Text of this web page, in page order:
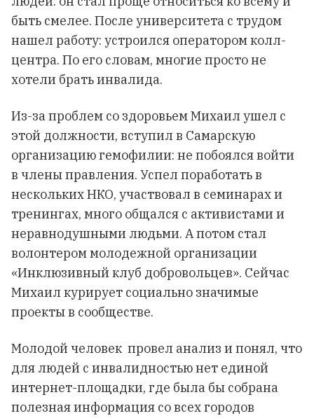
быть смелее. После университета с трудом
нашел работу: устроился оператором колл-
центра. По его словам, многие просто не
хотели брать инвалида.
Из-за проблем со здоровьем Михаил ушел с
этой должности, вступил в Самарскую
организацию гемофилии: не побоялся войти
в члены правления. Успел поработать в
нескольких НКО, участвовал в семинарах и
тренингах, много общался с активистами и
неравнодушными людьми. А потом стал
волонтером молодежной организации
«Инклюзивный клуб добровольцев». Сейчас
Михаил курирует социально значимые
проекты в сообществе.
Молодой человек провел анализ и понял, что
для людей с инвалидностью нет единой
интернет-площадки, где была бы собрана
полезная информация со всех городов